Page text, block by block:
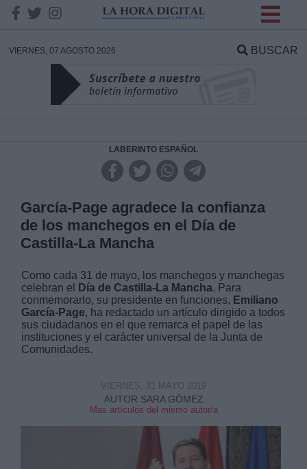
VIERNES, 07 AGOSTO 2026 BUSCAR
LABERINTO ESPAÑOL
García-Page agradece la confianza
de los manchegos en el Día de
Castilla-La Mancha
Como cada 31 de mayo, los manchegos y manchegas
celebran el
Día de Castilla-La Mancha. Para
conmemorarlo, su presidente en funciones, Emiliano
García-Page, ha redactado un artículo dirigido a todos
sus ciudadanos en el que remarca el papel de las
instituciones y el carácter universal de la Junta de
Comunidades.
AUTOR SARA GÓMEZ
Mas artículos del mismo autor/a
VIERNES, 31 MAYO 2019
DATOS
Responsable:
Legitimación:
Destinatarios: